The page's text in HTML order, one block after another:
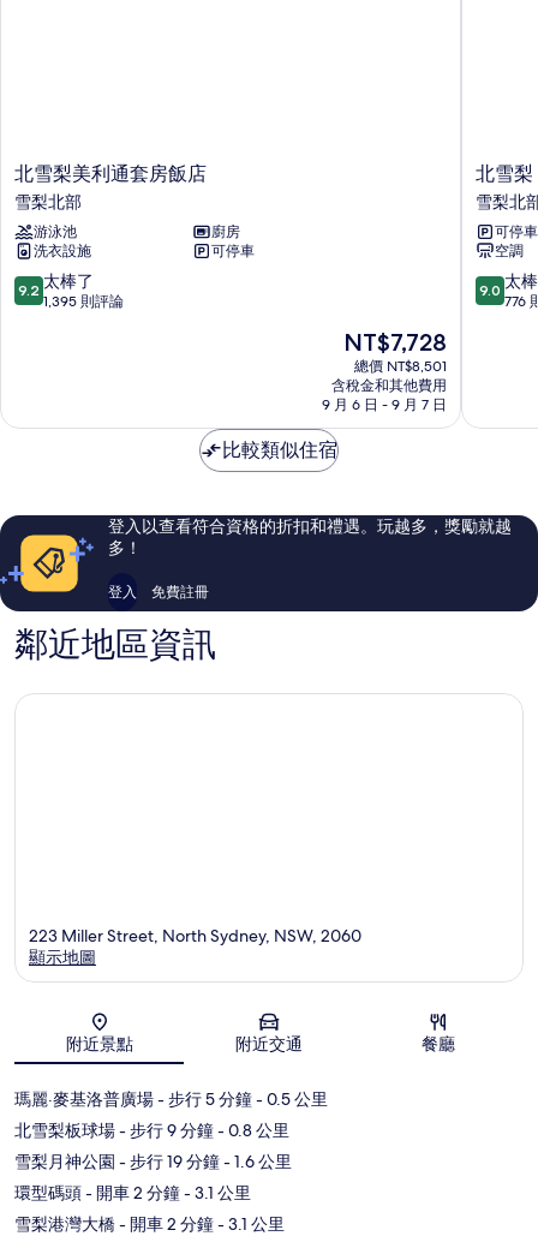
北
雪
梨
美
利
通
套
北
北雪梨美利通套房飯店
雪梨北部
游泳池
廚房
洗衣設施
可停車
9.2
分，
棒
評
論
9.2 太棒了
1,395 則評論
現
在
價
格
為
NT$7,728
總價 NT$8,501
含稅金和其他費用
9 月 6 日 - 9 月 7 日
北
雪
梨
Walker
飯
店
北雪
雪梨北
可停車
空調
9.0
分，
棒
評
論
9.0 太
776
比較類似住宿
登入以查看符合資格的折扣和禮遇。玩越多，獎勵就越
多！
登入 免費註冊
鄰近地區資訊
地圖
223 Miller Street, North Sydney, NSW, 2060
顯示地圖
附近景點 附近交通 餐廳
瑪麗·麥基洛普廣場- 步行 5 分鐘- 0.5 公里
北雪梨板球場- 步行 9 分鐘- 0.8 公里
雪梨月神公園 - 步行 19 分鐘- 1.6 公里
環型碼頭- 開車 2 分鐘- 3.1 公里
雪梨港灣大橋- 開車 2 分鐘- 3.1 公里